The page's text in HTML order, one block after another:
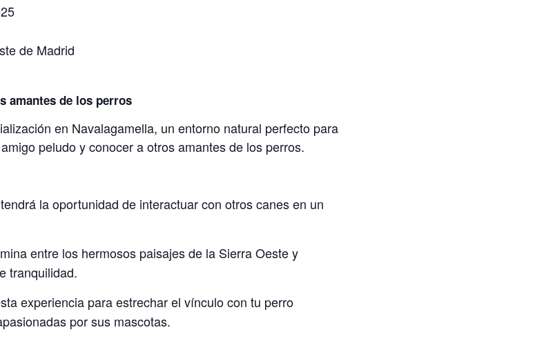
de Madrid
amantes de los perros
en Navalagamella, un entorno natural perfecto para
peludo y conocer a otros amantes de los perros.
la oportunidad de interactuar con otros canes en un
entre los hermosos paisajes de la Sierra Oeste y
tranquilidad.
experiencia para estrechar el vínculo con tu perro
por sus mascotas.